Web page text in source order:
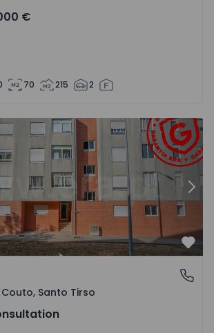
€
70 215 2
Tirso, Santa Cristina Couto -
Santo Tirso
Santo Tirso